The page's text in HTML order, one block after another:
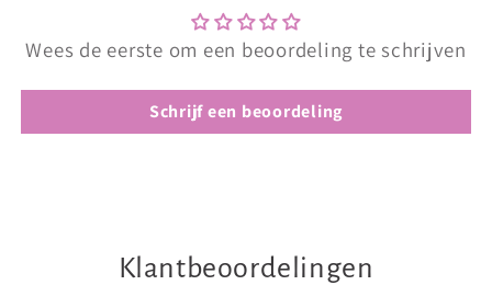
Wees de eerste om een beoordeling te schrijven
Schrijf een beoordeling
Klantbeoordelingen